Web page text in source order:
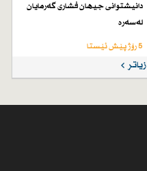
دانیشتوانی جیهان فشاری گەرمایان
لەسەرە
5 رۆژ پێش ئێستا
زیاتر